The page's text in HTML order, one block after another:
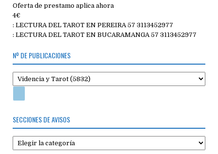
Oferta de prestamo aplica ahora
4€
: LECTURA DEL TAROT EN PEREIRA 57 3113452977
: LECTURA DEL TAROT EN BUCARAMANGA 57 3113452977
Nº DE PUBLICACIONES
SECCIONES DE AVISOS
Secciones
de